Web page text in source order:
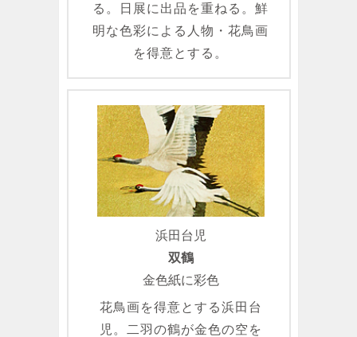
る。日展に出品を重ねる。鮮
明な色彩による人物・花鳥画
を得意とする。
浜田台児
双鶴
金色紙に彩色
花鳥画を得意とする浜田台
児。二羽の鶴が金色の空を